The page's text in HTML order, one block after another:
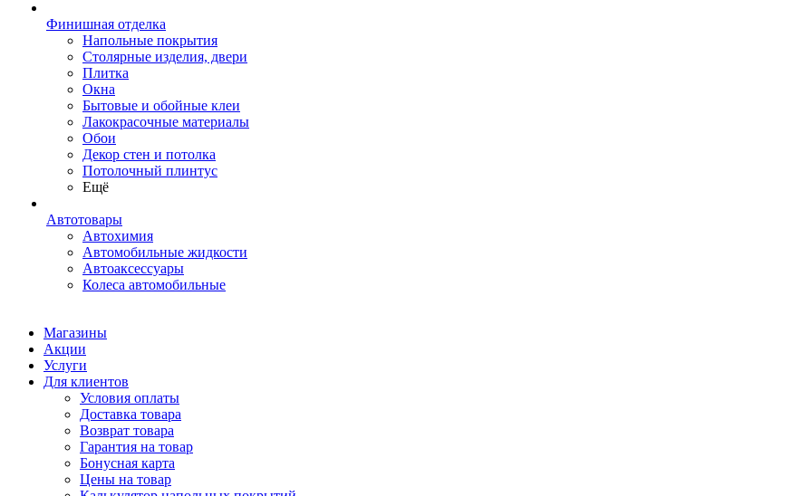
Финишная отделка
Напольные покрытия
Столярные изделия, двери
Плитка
Окна
Бытовые и обойные клеи
Лакокрасочные материалы
Обои
Декор стен и потолка
Потолочный плинтус
Ещё
Автотовары
Автохимия
Автомобильные жидкости
Автоаксессуары
Колеса автомобильные
Магазины
Акции
Услуги
Для клиентов
Условия оплаты
Доставка товара
Возврат товара
Гарантия на товар
Бонусная карта
Цены на товар